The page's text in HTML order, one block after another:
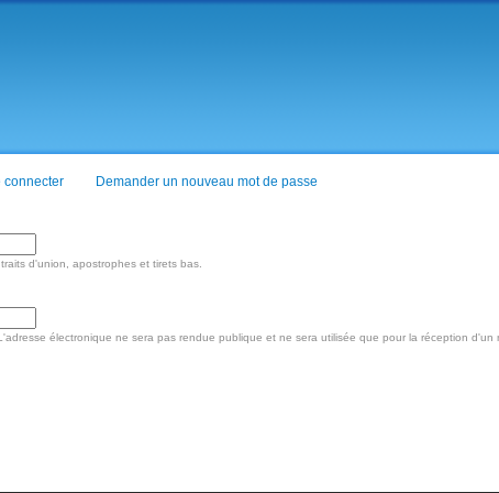
actif)
connecter Demander un nouveau mot de passe
d'union, apostrophes et tirets bas.
électronique ne sera pas rendue publique et ne sera utilisée que pour la réception